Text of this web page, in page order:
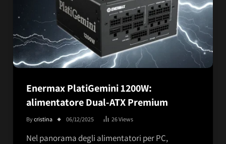
Enermax PlatiGemini 1200W:
alimentatore Dual-ATX Premium
Bycristina 06/12/2025 26Views
Nel panorama degli alimentatori per PC,